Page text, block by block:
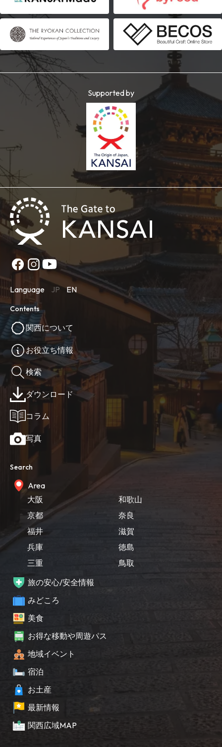
Supported by
Language JP EN
Contents
関西について
お役立ち情報
検索
ダウンロード
コラム
写真
Search
Area
大阪
京都
福井
兵庫
三重
和歌山
奈良
滋賀
徳島
鳥取
旅の安心/安全情報
みどころ
美食
お得な移動や周遊パス
地域イベント
宿泊
お土産
最新情報
関西広域MAP